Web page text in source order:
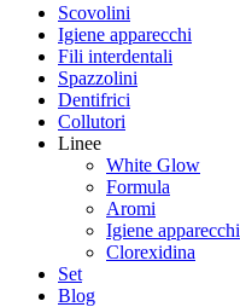
Scovolini
Igiene apparecchi
Fili interdentali
Spazzolini
Dentifrici
Collutori
Linee
White Glow
Formula
Aromi
Igiene apparecchi
Clorexidina
Set
Blog